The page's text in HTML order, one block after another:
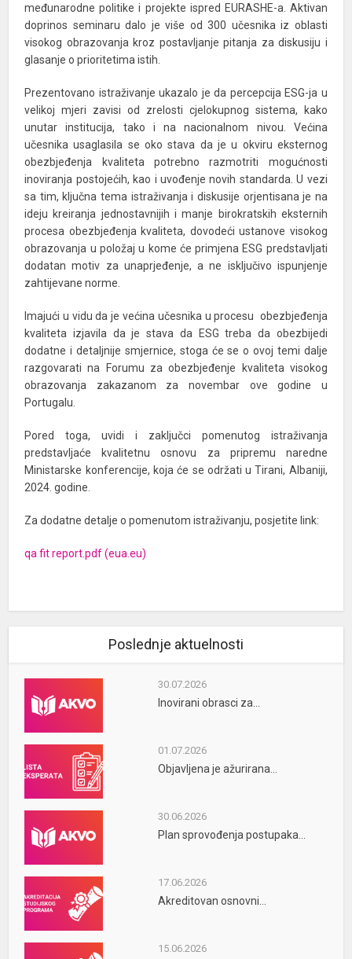
međunarodne politike i projekte ispred EURASHE-a. Aktivan
doprinos seminaru dalo je više od 300 učesnika iz oblasti
visokog obrazovanja kroz postavljanje pitanja za diskusiju i
glasanje o prioritetima istih.
Prezentovano istraživanje ukazalo je da percepcija ESG-ja u
velikoj mjeri zavisi od zrelosti cjelokupnog sistema, kako
unutar institucija, tako i na nacionalnom nivou. Većina
učesnika usaglasila se oko stava da je u okviru eksternog
obezbjeđenja kvaliteta potrebno razmotriti mogućnosti
inoviranja postojećih, kao i uvođenje novih standarda. U vezi
sa tim, ključna tema istraživanja i diskusije orjentisana je na
ideju kreiranja jednostavnijih i manje birokratskih eksternih
procesa obezbjeđenja kvaliteta, dovodeći ustanove visokog
obrazovanja u položaj u kome će primjena ESG predstavljati
dodatan motiv za unaprjeđenje, a ne isključivo ispunjenje
zahtijevane norme.
Imajući u vidu da je većina učesnika u procesu obezbjeđenja
kvaliteta izjavila da je stava da ESG treba da obezbijedi
dodatne i detaljnije smjernice, stoga će se o ovoj temi dalje
razgovarati na Forumu za obezbjeđenje kvaliteta visokog
obrazovanja zakazanom za novembar ove godine u
Portugalu.
Pored toga, uvidi i zaključci pomenutog istraživanja
predstavljaće kvalitetnu osnovu za pripremu naredne
Ministarske konferencije, koja će se održati u Tirani, Albaniji,
2024. godine.
Za dodatne detalje o pomenutom istraživanju, posjetite link:
qa fit report.pdf (eua.eu)
Poslednje aktuelnosti
30.07.2026
Inovirani obrasci za...
01.07.2026
Objavljena je ažurirana...
30.06.2026
Plan sprovođenja postupaka...
17.06.2026
Akreditovan osnovni...
15.06.2026